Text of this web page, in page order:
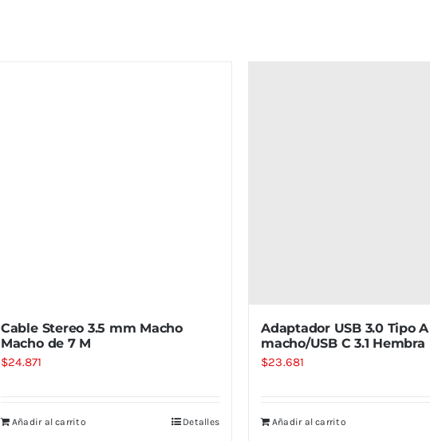
Cable Stereo 3.5 mm Macho
Macho de 7 M
$24.871
Añadir al carrito Detalles
Adaptador USB 3.0 Tipo A
macho/USB C 3.1 Hembra
$23.681
Añadir al carrito